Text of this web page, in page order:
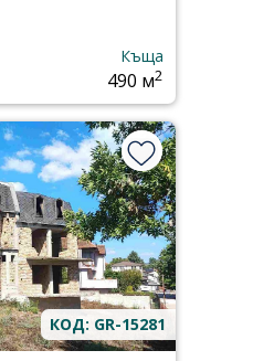
Къща
490 м2
КОД: GR-15281